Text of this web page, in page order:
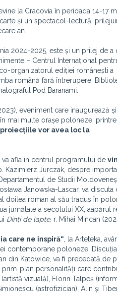
la Cracovia în perioada 14-17
și un spectacol-lectură,
an.
2024-2025, este și un prilej de a
– Centrul Internațional
organizatorul ediției românești a
română fără întrerupere,
Pod Baranami.
eveniment care inaugurează
mai multe orașe poloneze,
vor avea loc la
afla în centrul programului de
Kazimierz Jurczak, despre
de Studii
Janowska-Lascar, va discuta
doilea roman al său tradus în
jumătate a secolului XX, aapărut
Dinți de lapte, r. Mihai Mincan
care ne inspiră“ , la Arteteka,
contemporane poloneze.
din Katowice, va fi precedată de
plan personalități care
vizuală), Florin Talpeș
(astrofizician), Alin și